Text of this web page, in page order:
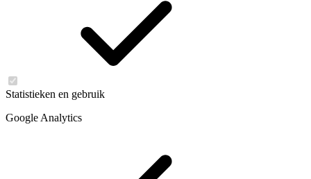
Statistieken en gebruik
Google Analytics